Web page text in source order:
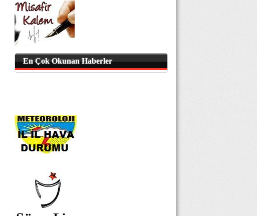
En Çok Okunan Haberler